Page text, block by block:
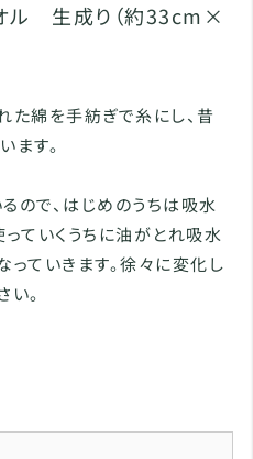
オル 生成り（約33cm×
た綿を手紡ぎで糸にし、昔
ます。
ので、はじめのうちは吸水
っていくうちに油がとれ吸水
っていきます。徐々に変化し
。